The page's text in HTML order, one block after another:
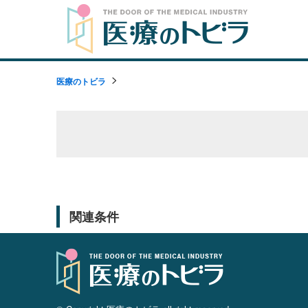
医療のトビラ
関連条件